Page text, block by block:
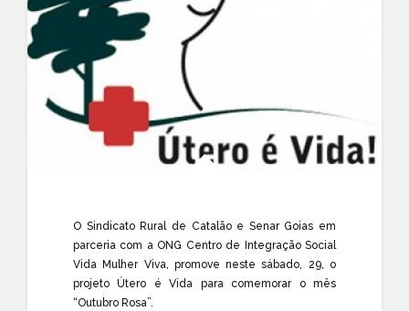
O Sindicato Rural de Catalão e Senar Goias em
parceria com a ONG Centro de Integração Social
Vida Mulher Viva, promove neste sábado, 29, o
projeto Útero é Vida para comemorar o mês
“Outubro Rosa”.